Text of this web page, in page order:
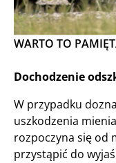
WARTO TO
Dochodzenie
W przypadku
uszkodzenia
rozpoczyna się od
przystąpić do